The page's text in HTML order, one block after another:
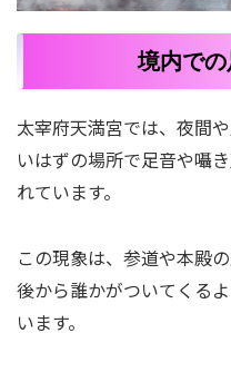
境内で
太宰府天満宮では、夜間
いはずの場所で足音や囁
れています。
この現象は、参道や本殿
後から誰かがついてくる
います。